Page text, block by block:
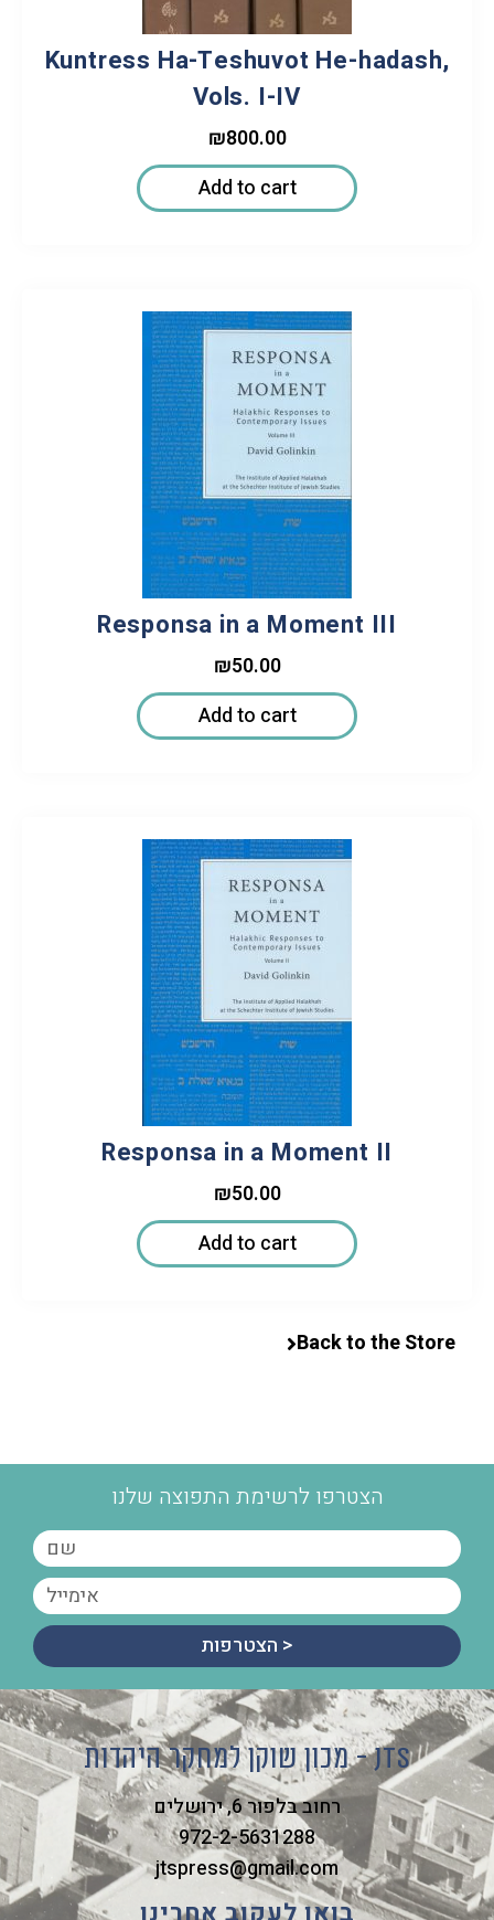
Kuntress Ha-Teshuvot He-hadash,
Vols. I-IV
₪800.00
Add to cart
Responsa in a Moment III
₪50.00
Add to cart
Responsa in a Moment II
₪50.00
Add to cart
Back to the Store
הצטרפו לרשימת התפוצה שלנו
הצטרפות >
מכון שוקן למחקר היהדות - JTS
רחוב בלפור 6, ירושלים
972-2-5631288
jtspress@gmail.com